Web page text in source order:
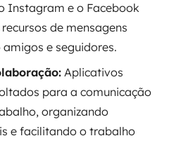
Instagram e o Facebook
de mensagens
e seguidores.
Aplicativos
para a comunicação
organizando
e facilitando o trabalho